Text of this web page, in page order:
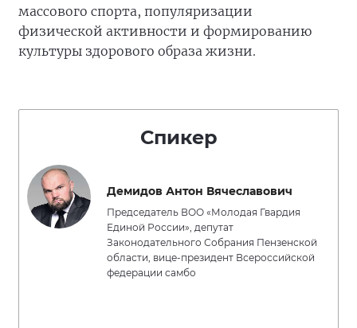
массового спорта, популяризации
физической активности и формированию
культуры здорового образа жизни.
Спикер
Демидов Антон Вячеславович
Председатель ВОО «Молодая Гвардия
Единой России», депутат
Законодательного Собрания Пензенской
области, вице-президент Всероссийской
федерации самбо